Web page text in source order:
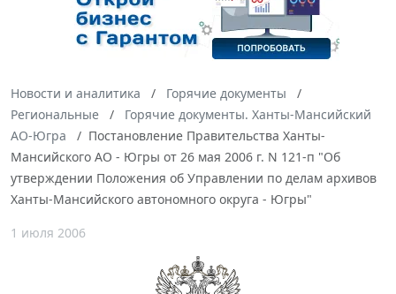
Новости и аналитика
Горячие документы
Региональные
Горячие документы. Ханты-Мансийский
АО-Югра
Постановление Правительства Ханты-
Мансийского АО - Югры от 26 мая 2006 г. N 121-п "Об
утверждении Положения об Управлении по делам архивов
Ханты-Мансийского автономного округа - Югры"
1 июля 2006